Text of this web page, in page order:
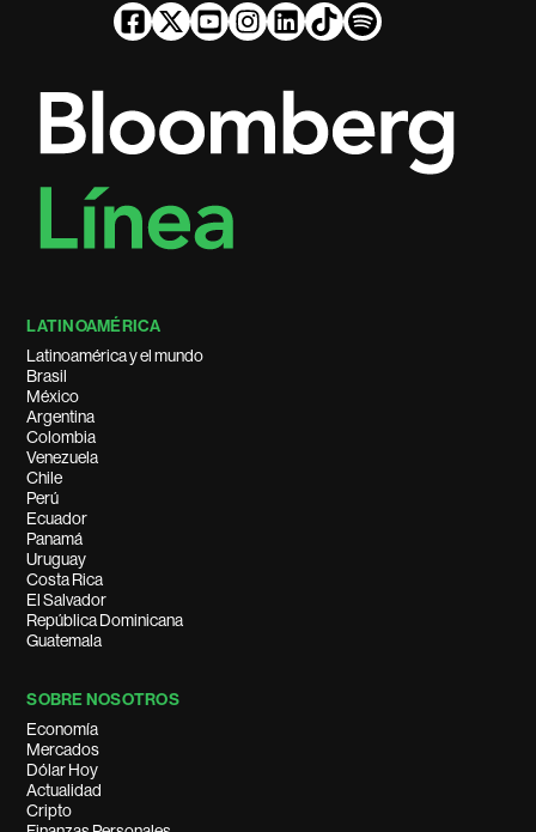
LATINOAMÉRICA
Latinoamérica y el mundo
Brasil
México
Argentina
Colombia
Venezuela
Chile
Perú
Ecuador
Panamá
Uruguay
Costa Rica
El Salvador
República Dominicana
Guatemala
SOBRE NOSOTROS
Economía
Mercados
Dólar Hoy
Actualidad
Cripto